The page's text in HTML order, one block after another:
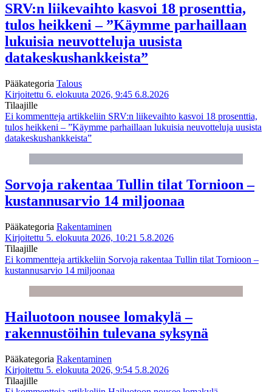
SRV:n liikevaihto kasvoi 18 prosenttia,
tulos heikkeni – ”Käymme parhaillaan
lukuisia neuvotteluja uusista
datakeskushankkeista”
Pääkategoria Talous
Kirjoitettu 6. elokuuta 2026, 9:45 6.8.2026
Tilaajille
Ei kommentteja artikkeliin SRV:n liikevaihto kasvoi 18 prosenttia,
tulos heikkeni – ”Käymme parhaillaan lukuisia neuvotteluja uusista
datakeskushankkeista”
Sorvoja rakentaa Tullin tilat Tornioon –
kustannusarvio 14 miljoonaa
Pääkategoria Rakentaminen
Kirjoitettu 5. elokuuta 2026, 10:21 5.8.2026
Tilaajille
Ei kommentteja artikkeliin Sorvoja rakentaa Tullin tilat Tornioon –
kustannusarvio 14 miljoonaa
Hailuotoon nousee lomakylä –
rakennustöihin tulevana syksynä
Pääkategoria Rakentaminen
Kirjoitettu 5. elokuuta 2026, 9:54 5.8.2026
Tilaajille